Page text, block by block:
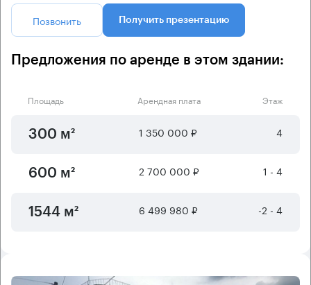
Позвонить Получить презентацию
Предложения по аренде в этом здании:
Площадь Арендная плата Этаж
300 м² 1 350 000 ₽ 4
600 м² 2 700 000 ₽ 1 - 4
1544 м² 6 499 980 ₽ -2 - 4